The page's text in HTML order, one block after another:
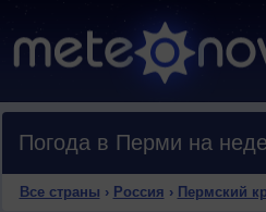
Погода в Перми на
Все страны › Россия › Пермский